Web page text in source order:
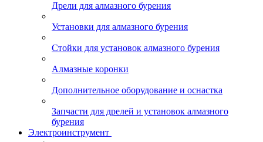
Дрели для алмазного бурения
Установки для алмазного бурения
Стойки для установок алмазного бурения
Алмазные коронки
Дополнительное оборудование и оснастка
Запчасти для дрелей и установок алмазного
бурения
Электроинструмент